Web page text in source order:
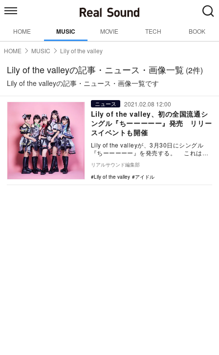
HOME MUSIC MOVIE TECH BOOK
HOME MUSIC Lily of the valley
Lily of the valleyの記事・ニュース・画像一覧 (2件)
Lily of the valleyの記事・ニュース・画像一覧です
ニュース 2021.02.08 12:00
Lily of the valley、初の全国流通シ
ングル『ちーーーーー』発売 リリー
スイベントも開催
Lily of the valleyが、3月30日にシングル
『ちーーーーー』を発売する。 これは、
本日2月7日に東京・神田明…
リアルサウンド編集部
Lily of the valley
アイドル